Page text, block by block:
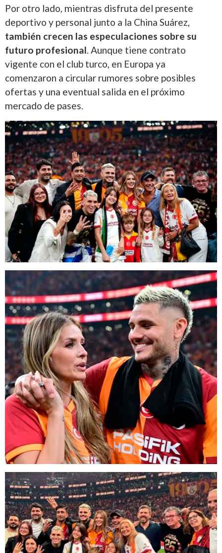
Por otro lado, mientras disfruta del presente
deportivo y personal junto a la China Suárez,
también crecen las especulaciones sobre su
futuro profesional. Aunque tiene contrato
vigente con el club turco, en Europa ya
comenzaron a circular rumores sobre posibles
ofertas y una eventual salida en el próximo
mercado de pases.